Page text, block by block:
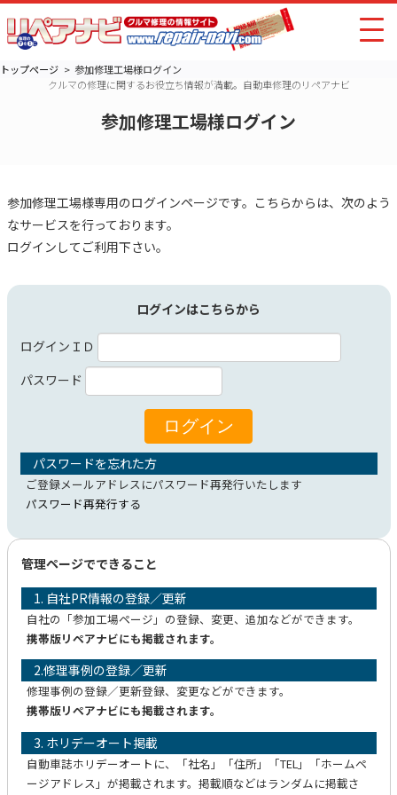
トップページ
参加修理工場様ログイン
クルマの修理に関するお役立ち情報が満載。自動車修理のリペアナビ
参加修理工場様ログイン
参加修理工場様専用のログインページです。こちらからは、次のよう
なサービスを行っております。
ログインしてご利用下さい。
管理ページでできること
1. 自社PR情報の登録／更新
自社の「参加工場ページ」の登録、変更、追加などができます。
携帯版リペアナビにも掲載されます。
2.修理事例の登録／更新
修理事例の登録／更新登録、変更などができます。
携帯版リペアナビにも掲載されます。
3. ホリデーオート掲載
自動車誌ホリデーオートに、「社名」「住所」「TEL」「ホームペ
ージアドレス」が掲載されます。掲載順などはランダムに掲載さ
ログインはこちらから
ログインＩＤ
パスワード
パスワードを忘れた方
ご登録メールアドレスにパスワード再発行いたします
パスワード再発行する